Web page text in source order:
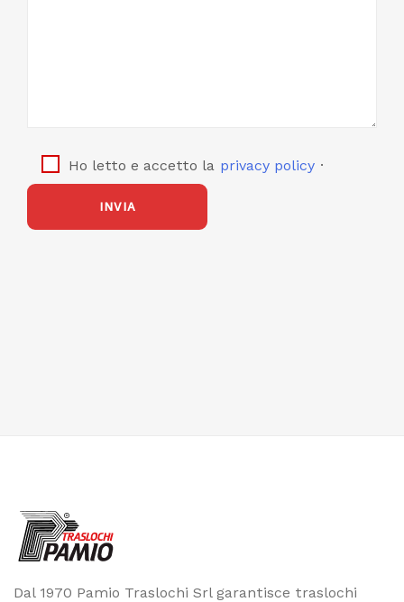
Ho letto e accetto la privacy policy .
Dal 1970 Pamio Traslochi Srl garantisce traslochi